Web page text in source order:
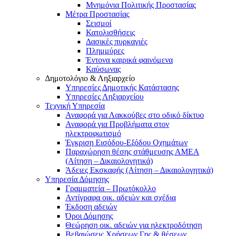
Μνημόνια Πολιτικής Προστασίας
Μέτρα Προστασίας
Σεισμοί
Κατολισθήσεις
Δασικές πυρκαγιές
Πλημμύρες
Έντονα καιρικά φαινόμενα
Καύσωνας
Δημοτολόγιο & Ληξιαρχείο
Υπηρεσίες Δημοτικής Κατάστασης
Υπηρεσίες Ληξιαρχείου
Τεχνική Υπηρεσία
Αναφορά για Λακκούβες στο οδικό δίκτυο
Αναφορά για Προβλήματα στον
ηλεκτροφωτισμό
Έγκριση Εισόδου-Εξόδου Οχημάτων
Παραχώρηση θέσης στάθμευσης ΑΜΕΑ
(Αίτηση – Δικαιολογητικά)
Άδειες Εκσκαφής (Αίτηση – Δικαιολογητικά)
Υπηρεσία Δόμησης
Γραμματεία – Πρωτόκολλο
Αντίγραφα οικ. αδειών και σχέδια
Έκδοση αδειών
Όροι Δόμησης
Θεώρηση οικ. αδειών για ηλεκτροδότηση
Βεβαιώσεις Χρήσεων Γης & θέσεων